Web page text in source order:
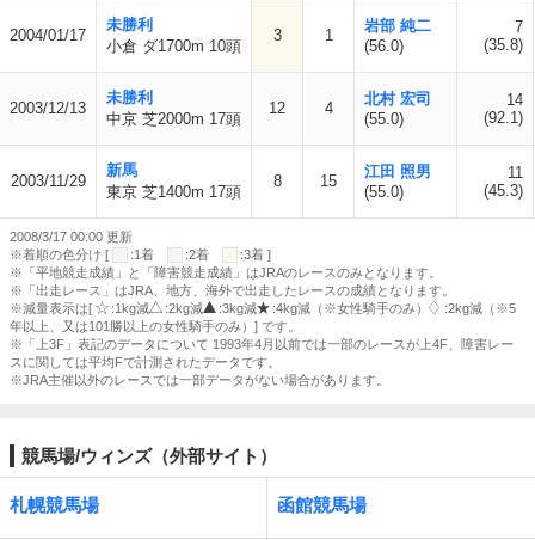
2004/01/17
未勝利
小倉 ダ1700m 10頭
3 1
岩部 純二
(56.0)
7
(35.8)
2003/12/13
未勝利
中京 芝2000m 17頭
12 4
北村 宏司
(55.0)
14
(92.1)
2003/11/29
新馬
東京 芝1400m 17頭
8 15
江田 照男
(55.0)
11
(45.3)
2008/3/17 00:00 更新
※着順の色分け [
:1着 :2着
:3着 ]
※「平地競走成績」と「障害競走成績」はJRAのレースのみとなります。
※「出走レース」はJRA、地方、海外で出走したレースの成績となります。
※減量表示は[
:1kg減 :2kg減 :3kg減 :4kg減（※女性騎手のみ）
:2kg減（※5
年以上、又は101勝以上の女性騎手のみ）] です。
※「上3F」表記のデータについて 1993年4月以前では一部のレースが上4F、障害レー
スに関しては平均Fで計測されたデータです。
※JRA主催以外のレースでは一部データがない場合があります。
競馬場/ウィンズ（外部サイト）
札幌競馬場 函館競馬場